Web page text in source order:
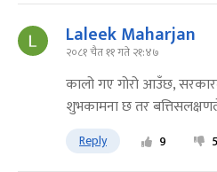
Laleek Maharjan
२०८१ चैत ११ गते २१:४७
कालो गए गोरो आउँछ,
शुभकामना छ तर
Reply 9